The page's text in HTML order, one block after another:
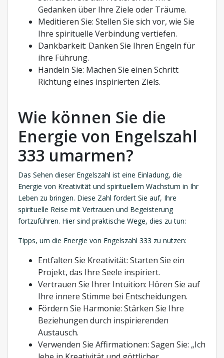
Gedanken über Ihre Ziele oder Träume.
Meditieren Sie: Stellen Sie sich vor, wie Sie
Ihre spirituelle Verbindung vertiefen.
Dankbarkeit: Danken Sie Ihren Engeln für
ihre Führung.
Handeln Sie: Machen Sie einen Schritt
Richtung eines inspirierten Ziels.
Wie können Sie die
Energie von Engelszahl
333 umarmen?
Das Sehen dieser Engelszahl ist eine Einladung, die
Energie von Kreativität und spirituellem Wachstum in Ihr
Leben zu bringen. Diese Zahl fordert Sie auf, Ihre
spirituelle Reise mit Vertrauen und Begeisterung
fortzuführen. Hier sind praktische Wege, dies zu tun:
Tipps, um die Energie von Engelszahl 333 zu nutzen:
Entfalten Sie Kreativität: Starten Sie ein
Projekt, das Ihre Seele inspiriert.
Vertrauen Sie Ihrer Intuition: Hören Sie auf
Ihre innere Stimme bei Entscheidungen.
Fördern Sie Harmonie: Stärken Sie Ihre
Beziehungen durch inspirierenden
Austausch.
Verwenden Sie Affirmationen: Sagen Sie: „Ich